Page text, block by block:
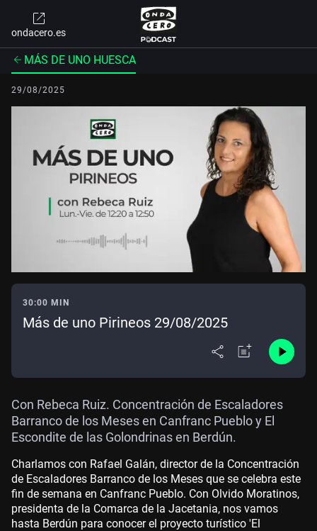
ondacero.es
MÁS DE UNO HUESCA
29/08/2025
30:00 MIN
Más de uno Pirineos 29/08/2025
Con Rebeca Ruiz. Concentración de Escaladores
Barranco de los Meses en Canfranc Pueblo y El
Escondite de las Golondrinas en Berdún.
Charlamos con Rafael Galán, director de la Concentración
de Escaladores Barranco de los Meses que se celebra este
fin de semana en Canfranc Pueblo. Con Olvido Moratinos,
presidenta de la Comarca de la Jacetania, nos vamos
hasta Berdún para conocer el proyecto turístico 'El